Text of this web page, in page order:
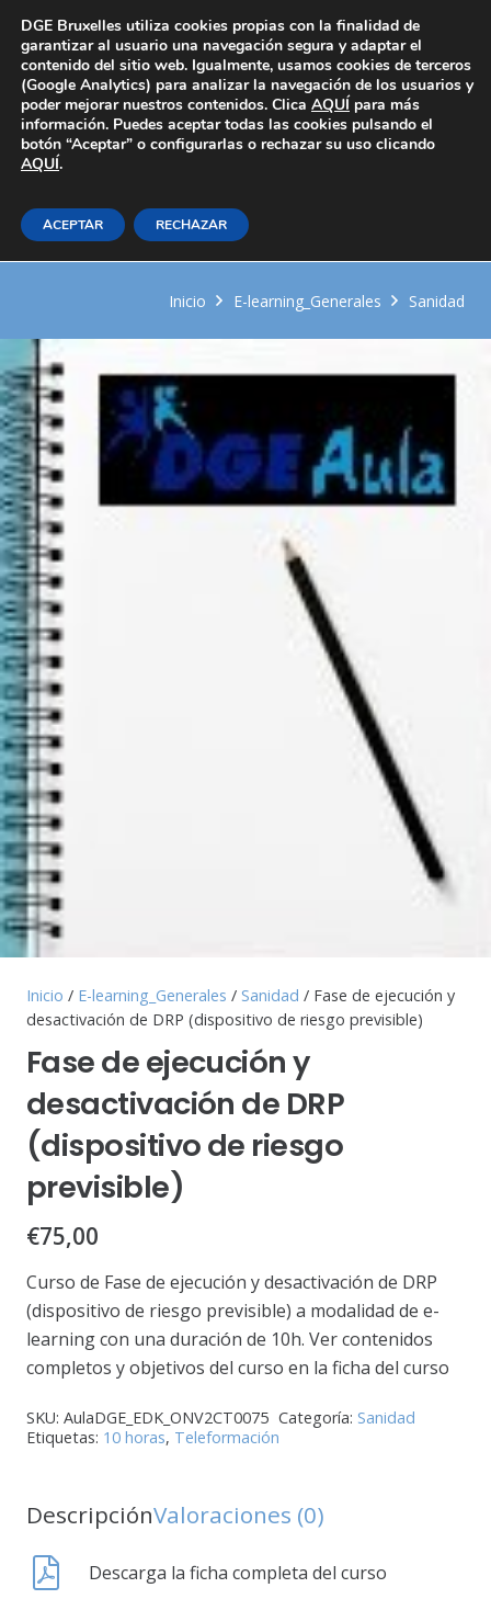
Área Privada
Fase de ejecución y
desactivación de DRP
(dispositivo de riesgo previsible)
Inicio E-learning_Generales Sanidad
Inicio / E-learning_Generales / Sanidad / Fase de ejecución y
desactivación de DRP (dispositivo de riesgo previsible)
Fase de ejecución y
desactivación de DRP
(dispositivo de riesgo
previsible)
€75,00
Curso de Fase de ejecución y desactivación de DRP
(dispositivo de riesgo previsible) a modalidad de e-
learning con una duración de 10h. Ver contenidos
completos y objetivos del curso en la ficha del curso
SKU: AulaDGE_EDK_ONV2CT0075 Categoría: Sanidad
Etiquetas: 10 horas, Teleformación
DescripciónValoraciones (0)
Descarga la ficha completa del curso
DGE Bruxelles utiliza cookies propias con la finalidad de
garantizar al usuario una navegación segura y adaptar el
contenido del sitio web. Igualmente, usamos cookies de terceros
(Google Analytics) para analizar la navegación de los usuarios y
poder mejorar nuestros contenidos. Clica AQUÍ para más
información. Puedes aceptar todas las cookies pulsando el
botón “Aceptar” o configurarlas o rechazar su uso clicando
AQUÍ.
ACEPTAR RECHAZAR